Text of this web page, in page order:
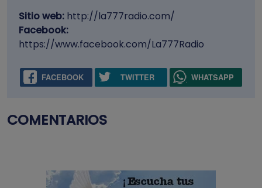
Sitio web: http://la777radio.com/
Facebook:
https://www.facebook.com/La777Radio
FACEBOOK TWITTER WHATSAPP
COMENTARIOS